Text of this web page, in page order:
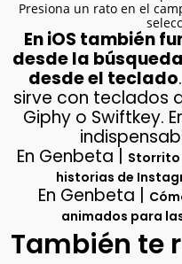
Presiona un rato en el
En iOS también
desde la
desde el teclado
sirve con teclados
Giphy o Swiftkey.
En Genbeta |
historias de
En Genbeta |
animados para
También te